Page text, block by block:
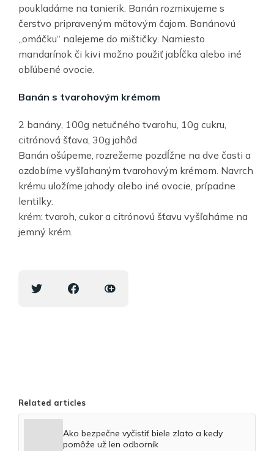
poukladáme na tanierik. Banán rozmixujeme s
čerstvo pripraveným mätovým čajom. Banánovú
„omáčku“ nalejeme do mištičky. Namiesto
mandarínok či kivi možno použiť jabĺčka alebo iné
obľúbené ovocie.
Banán s tvarohovým krémom
2 banány, 100g netučného tvarohu, 10g cukru,
citrónová šťava, 30g jahôd
Banán ošúpeme, rozrežeme pozdĺžne na dve časti a
ozdobíme vyšľahaným tvarohovým krémom. Navrch
krému uložíme jahody alebo iné ovocie, prípadne
lentilky.
krém: tvaroh, cukor a citrónovú šťavu vyšľaháme na
jemný krém.
Related articles
Ako bezpečne vyčistiť biele zlato a kedy
pomôže už len odborník